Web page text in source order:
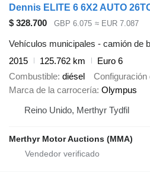
$ 328.700 GBP 6.075 ≈ EUR 7.087
Vehículos municipales - camión de
2015
125.762 km
Euro 6
Combustible diésel Configuración
Marca de la carrocería Olympus
Reino Unido, Merthyr Tydfil
Merthyr Motor Auctions (MMA)